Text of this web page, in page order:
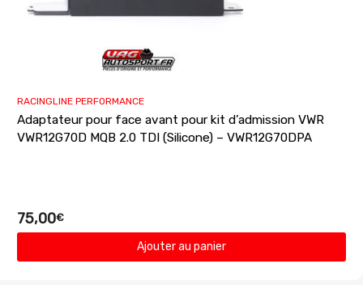
RACINGLINE PERFORMANCE
Adaptateur pour face avant pour kit d’admission VWR
VWR12G70D MQB 2.0 TDI (Silicone) – VWR12G70DPA
75,00€
Ajouter au panier